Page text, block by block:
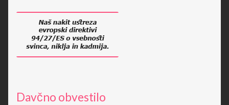
Davčno obvestilo